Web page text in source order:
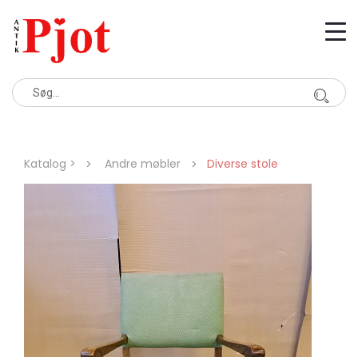
Katalog > Andre møbler Diverse stole